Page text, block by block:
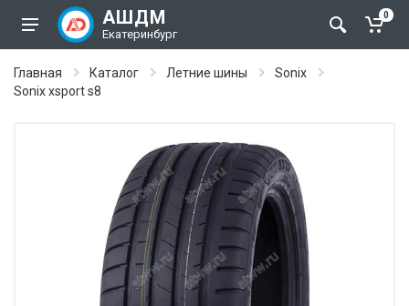
АШДМ
Екатеринбург
0
Главная Каталог Летние шины
Sonix
Sonix xsport s8